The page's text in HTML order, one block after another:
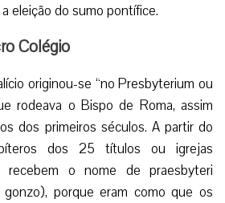
eleição do sumo pontífice.
Colégio
originou-se “no Presbyterium ou
rodeava o Bispo de Roma, assim
dos primeiros séculos. A partir do
dos 25 títulos ou igrejas
recebem o nome de praesbyteri
gonzo), porque eram como que os